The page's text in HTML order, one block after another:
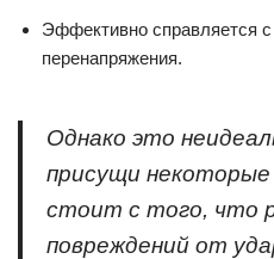
Эффективно справляется
перенапряжения.
Однако это
присущи
стоит с того, что
повреждений от